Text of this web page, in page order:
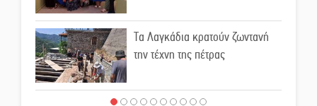
Τα Λαγκάδια κρατούν ζωντανή
την τέχνη της πέτρας